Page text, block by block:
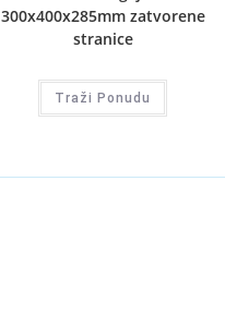
300x400x285mm zatvorene
stranice
Traži Ponudu